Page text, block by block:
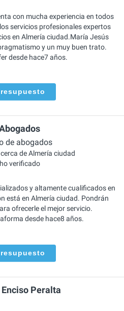
con mucha experiencia en todos
servicios profesionales expertos
en Almería ciudad.María Jesús
y un muy buen trato.
desde hace7 años.
de abogados
de Almería ciudad
verificado
y altamente cualificados en
está en Almería ciudad. Pondrán
ofrecerle el mejor servicio.
desde hace8 años.
Peralta